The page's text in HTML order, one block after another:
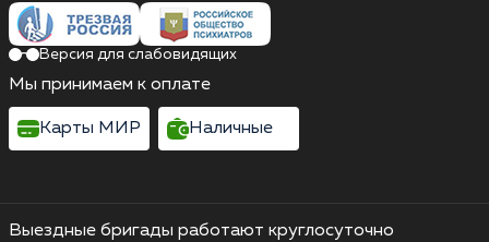
Выездные бригады работают круглосуточно
Версия для слабовидящих
Мы принимаем к оплате
Карты МИР Наличные